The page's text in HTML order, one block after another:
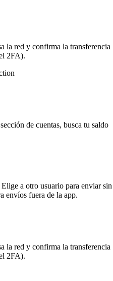
la red y confirma la transferencia
2FA).
de cuentas, busca tu saldo
a otro usuario para enviar sin
envíos fuera de la app.
la red y confirma la transferencia
2FA).